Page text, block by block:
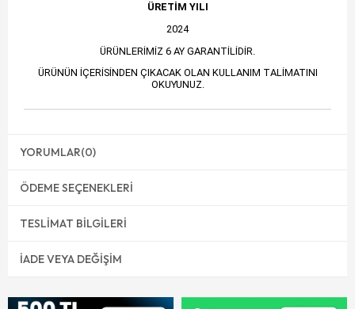
ÜRETİM YILI
2024
ÜRÜNLERİMİZ 6 AY GARANTİLİDİR.
ÜRÜNÜN İÇERİSİNDEN ÇIKACAK OLAN KULLANIM TALİMATINI
OKUYUNUZ.
YORUMLAR(0)
ÖDEME SEÇENEKLERI
TESLIMAT BILGILERI
İADE VEYA DEĞIŞIM